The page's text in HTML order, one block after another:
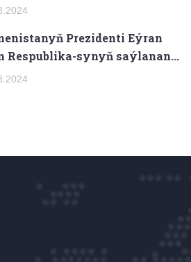
Prezidenti Eýran
Respublika-synyň saýlanan...